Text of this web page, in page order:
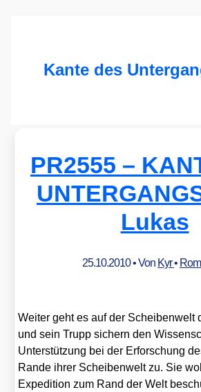
Kante des
PR2555 –
Lukas
25.10.2010• Von Kyr•
Wei­ter geht es auf der Schei­ben­welt
und sein Trupp sichern den
Unter­stüt­zung bei der Erfor­schung
Ran­de ihrer Schei­ben­welt zu. Sie
Expe­di­ti­on zum Rand der Welt